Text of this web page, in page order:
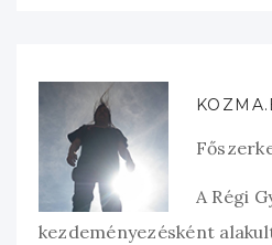
A Régi
kezdeményezésként